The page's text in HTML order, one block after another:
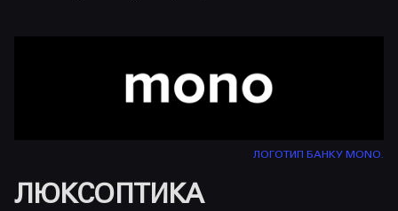
ЛОГОТИП БАНКУ MONO.
ЛЮКCОПТИКА